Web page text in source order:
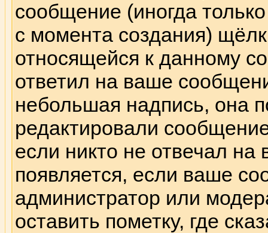
сообщение (иногда
с момента создания)
относящейся к данному
ответил на ваше
небольшая надпись, она
редактировали
если никто не отвечал
появляется, если ваше
администратор или
оставить пометку, где